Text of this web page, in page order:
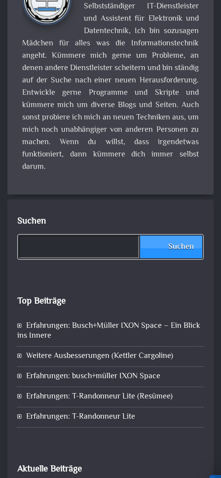
Selbstständiger IT-Dienstleister
und Assistent für Elektronik und
Datentechnik, Ich bin sozusagen
Mädchen für alles was die Informationstechnik
angeht. Kümmere mich gerne um Probleme, an
denen andere Dienstleister scheitern und bin ständig
auf der Suche nach einer neuen Herausforderung.
Entwickle gerne Programme und Skripte und
kümmere mich um diverse Blogs und Seiten. Auch
sonst probiere ich mich an neuen Techniken aus, um
mich noch unabhängiger von anderen Personen zu
machen. Wenn du willst, dass irgendetwas
funktioniert, dann kümmere dich immer selbst
darum.
Suchen
Suchen
Top Beiträge
Erfahrungen: Busch+Müller IXON Space – Ein Blick
ins Innere
Weitere Ausbesserungen (Kettler Cargoline)
Erfahrungen: busch+müller IXON Space
Erfahrungen: T-Randonneur Lite (Resümee)
Erfahrungen: T-Randonneur Lite
Aktuelle Beiträge